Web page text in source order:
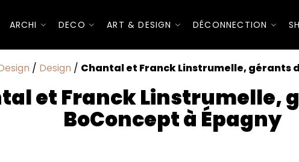
ARCHI DECO ART & DESIGN DÉCONNECTION
/ Design / Chantal et Franck Linstrumelle, gérants
et Franck Linstrumelle,
BoConcept à Épagny